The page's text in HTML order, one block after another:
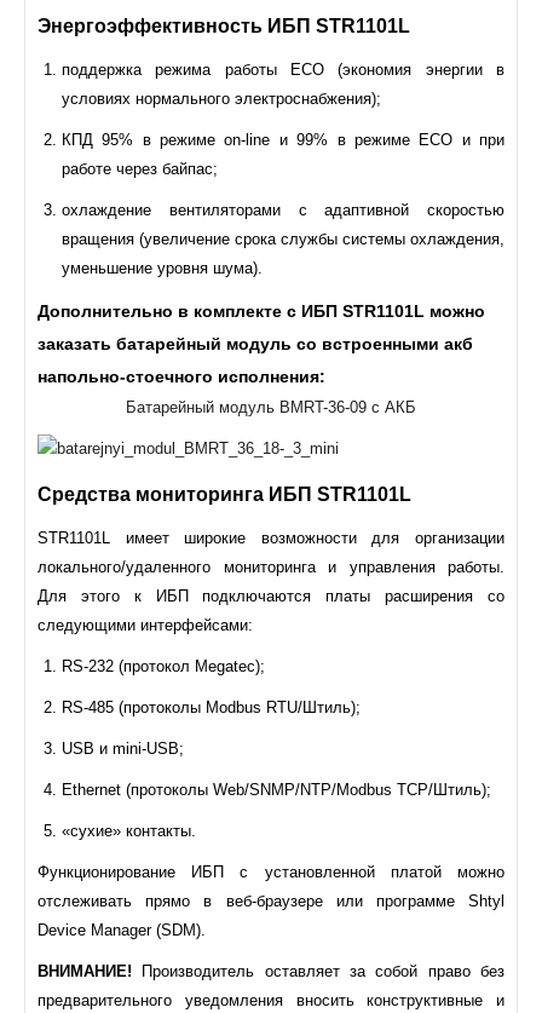
Энергоэффективность ИБП STR1101L
поддержка режима работы ECO (экономия энергии в
условиях нормального электроснабжения);
КПД 95% в режиме on-line и 99% в режиме ECO и при
работе через байпас;
охлаждение вентиляторами с адаптивной скоростью
вращения (увеличение срока службы системы охлаждения,
уменьшение уровня шума).
Дополнительно в комплекте с ИБП STR1101L можно
заказать батарейный модуль со встроенными акб
напольно-стоечного исполнения:
Батарейный модуль BMRT-36-09 с АКБ
Средства мониторинга ИБП STR1101L
STR1101L имеет широкие возможности для организации
локального/удаленного мониторинга и управления работы.
Для этого к ИБП подключаются платы расширения со
следующими интерфейсами:
RS-232 (протокол Megatec);
RS-485 (протоколы Modbus RTU/Штиль);
USB и mini-USB;
Ethernet (протоколы Web/SNMP/NTP/Modbus TCP/Штиль);
«сухие» контакты.
Функционирование ИБП с установленной платой можно
отслеживать прямо в веб-браузере или программе Shtyl
Device Manager (SDM).
ВНИМАНИЕ! Производитель оставляет за собой право без
предварительного уведомления вносить конструктивные и